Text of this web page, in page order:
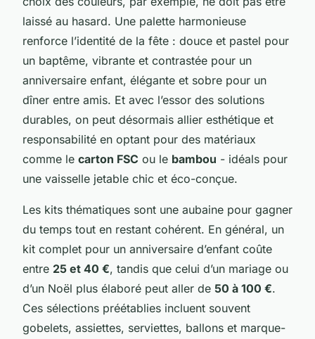
laissé au hasard. Une palette harmonieuse
renforce l’identité de la fête : douce et pastel pour
un baptême, vibrante et contrastée pour un
anniversaire enfant, élégante et sobre pour un
dîner entre amis. Et avec l’essor des solutions
durables, on peut désormais allier esthétique et
responsabilité en optant pour des matériaux
comme le carton FSC ou le bambou - idéals pour
une vaisselle jetable chic et éco-conçue.
Les kits thématiques sont une aubaine pour gagner
du temps tout en restant cohérent. En général, un
kit complet pour un anniversaire d’enfant coûte
entre 25 et 40 €, tandis que celui d’un mariage ou
d’un Noël plus élaboré peut aller de 50 à 100 €.
Ces sélections préétablies incluent souvent
gobelets, assiettes, serviettes, ballons et marque-